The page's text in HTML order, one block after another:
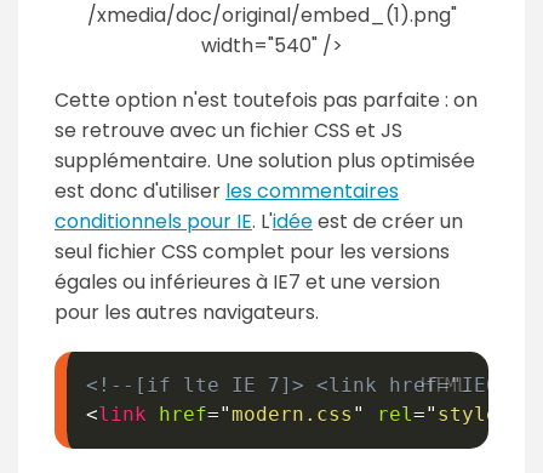
/xmedia/doc/original/embed_(1).png"
width="540" />
Cette option n'est toutefois pas parfaite : on
se retrouve avec un fichier CSS et JS
supplémentaire. Une solution plus optimisée
est donc d'utiliser les commentaires
conditionnels pour IE. L'idéeest de créer un
seul fichier CSS complet pour les versions
égales ou inférieures à IE7 et une version
pour les autres navigateurs.
<!--[if lte IE 7]> <link
<link href="modern.css " rel="